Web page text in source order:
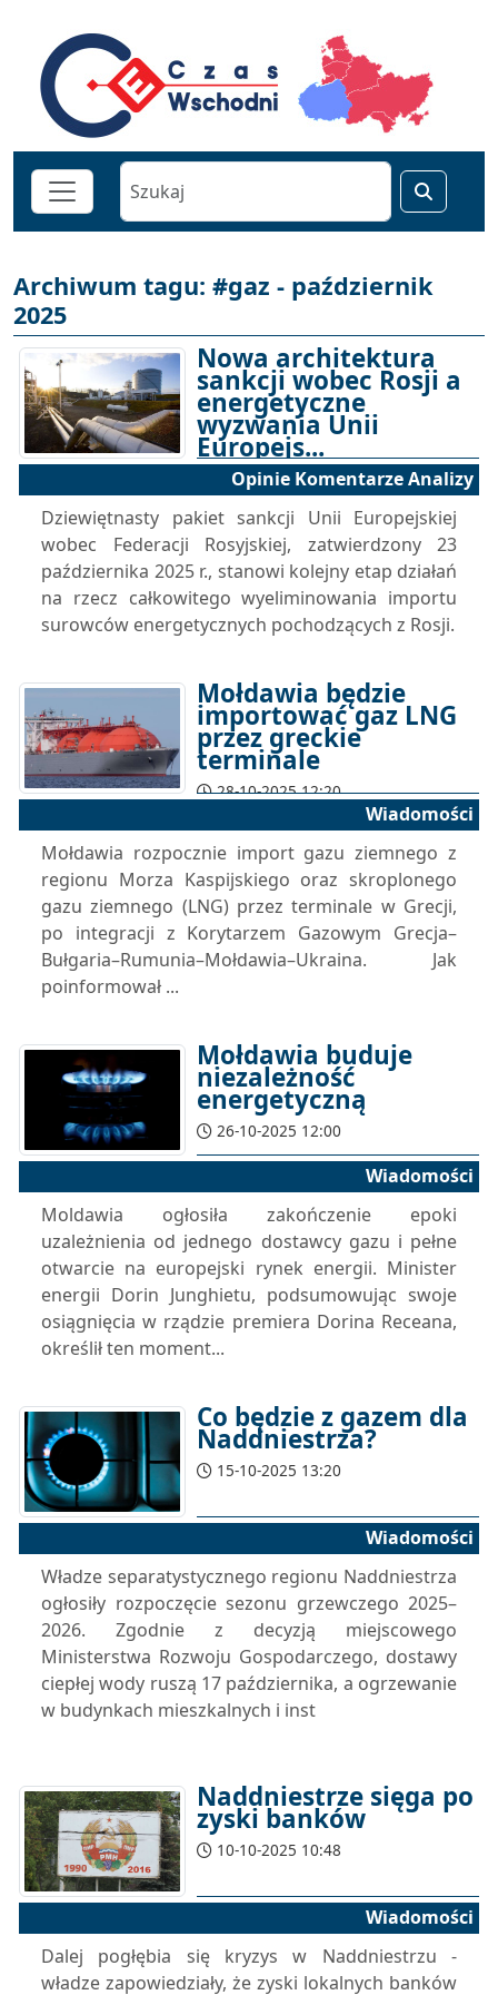
Archiwum tagu: #gaz - październik
2025
Nowa architektura
sankcji wobec Rosji a
energetyczne
wyzwania Unii
Europejs...
31-10-2025 15:00
Opinie Komentarze Analizy
Dziewiętnasty pakiet sankcji Unii Europejskiej
wobec Federacji Rosyjskiej, zatwierdzony 23
października 2025 r., stanowi kolejny etap działań
na rzecz całkowitego wyeliminowania importu
surowców energetycznych pochodzących z Rosji.
Mołdawia będzie
importować gaz LNG
przez greckie
terminale
28-10-2025 12:20
Wiadomości
Mołdawia rozpocznie import gazu ziemnego z
regionu Morza Kaspijskiego oraz skroplonego
gazu ziemnego (LNG) przez terminale w Grecji,
po integracji z Korytarzem Gazowym Grecja–
Bułgaria–Rumunia–Mołdawia–Ukraina. Jak
poinformował ...
Mołdawia buduje
niezależność
energetyczną
26-10-2025 12:00
Wiadomości
Moldawia ogłosiła zakończenie epoki
uzależnienia od jednego dostawcy gazu i pełne
otwarcie na europejski rynek energii. Minister
energii Dorin Junghietu, podsumowując swoje
osiągnięcia w rządzie premiera Dorina Receana,
określił ten moment...
Co będzie z gazem dla
Naddniestrza?
15-10-2025 13:20
Wiadomości
Władze separatystycznego regionu Naddniestrza
ogłosiły rozpoczęcie sezonu grzewczego 2025–
2026. Zgodnie z decyzją miejscowego
Ministerstwa Rozwoju Gospodarczego, dostawy
ciepłej wody ruszą 17 października, a ogrzewanie
w budynkach mieszkalnych i inst
Naddniestrze sięga po
zyski banków
10-10-2025 10:48
Wiadomości
Dalej pogłębia się kryzys w Naddniestrzu -
władze zapowiedziały, że zyski lokalnych banków